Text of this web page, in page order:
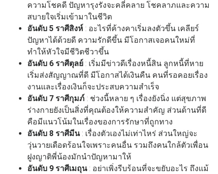
ความโชคดี ปัญหารุงรังจะคลี่คลาย โชคลาภและความ
สบายใจเริ่มเข้ามาในชีวิต
อันดับ 5 ราศีสิงห์ : อะไรที่ค้างคาเริ่มลงตัวขึ้น เคลียร์
ปัญหาได้ด้วยดี ความรักดีขึ้น มีโอกาสเจอคนใหม่ที่
ทำให้หัวใจมีชีวิตชีวาขึ้น
อันดับ 6 ราศีตุลย์ : เริ่มมีข่าวดีเรื่องหนี้สิน ลูกหนี้ที่หาย
เริ่มส่งสัญญาณที่ดี มีโอกาสได้เงินคืน คนที่รอคอยเรื่อง
งานและเรื่องเงินก็จะประสบความสำเร็จ
อันดับ 7 ราศีกุมภ์ : ช่วงนี้หลาย ๆ เรื่องยังนิ่ง แต่สุขภาพ
ร่างกายยังเป็นสิ่งที่คุณต้องให้ความสำคัญ ส่วนด้านที่ดี
คือมีแนวโน้มในเรื่องของการรักษาที่ถูกทาง
อันดับ 8 ราศีมีน: เรื่องตัวเองไม่เท่าไหร่ ส่วนใหญ่จะ
วุ่นวายเดือดร้อนใจเพราะคนอื่น รวมถึงคนใกล้ตัวเพื่อน
ฝูงญาติพี่น้องมักนำปัญหามาให้
อันดับ 9 ราศีเมถุน: อย่าเพิ่งรีบร้อนที่จะขยับอะไร ถึงแม้